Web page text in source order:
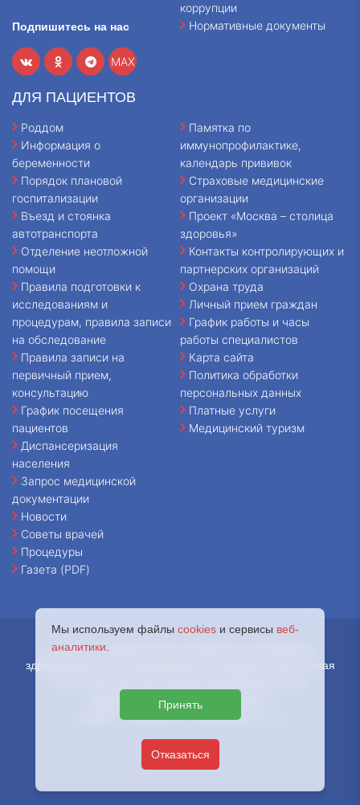
Подпишитесь на нас
MAX
коррупции
Нормативные документы
ДЛЯ ПАЦИЕНТОВ
Роддом
Информация о
беременности
Порядок плановой
госпитализации
Въезд и стоянка
автотранспорта
Отделение неотложной
помощи
Правила подготовки к
исследованиям и
процедурам, правила записи
на обследование
Правила записи на
первичный прием,
консультацию
График посещения
пациентов
Диспансеризация
населения
Запрос медицинской
документации
Новости
Советы врачей
Процедуры
Газета (PDF)
Памятка по
иммунопрофилактике,
календарь прививок
Страховые медицинские
организации
Проект «Москва – столица
здоровья»
Контакты контролирующих и
партнерских организаций
Охрана труда
Личный прием граждан
График работы и часы
работы специалистов
Карта сайта
Политика обработки
персональных данных
Платные услуги
Медицинский туризм
© 2026 - Государственное бюджетное учреждение
здравоохранения города Москвы «Городская клиническая
здравоохранения города Москвы.
127644, г. Москва, ул. Лобненская, д. 10
Мы используем файлы cookies и сервисы веб-
аналитики
Принять
Отказаться